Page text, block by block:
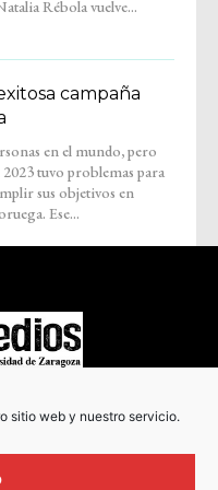
sitio web y nuestro servicio.
Rébola vuelve...
campaña
Ese...